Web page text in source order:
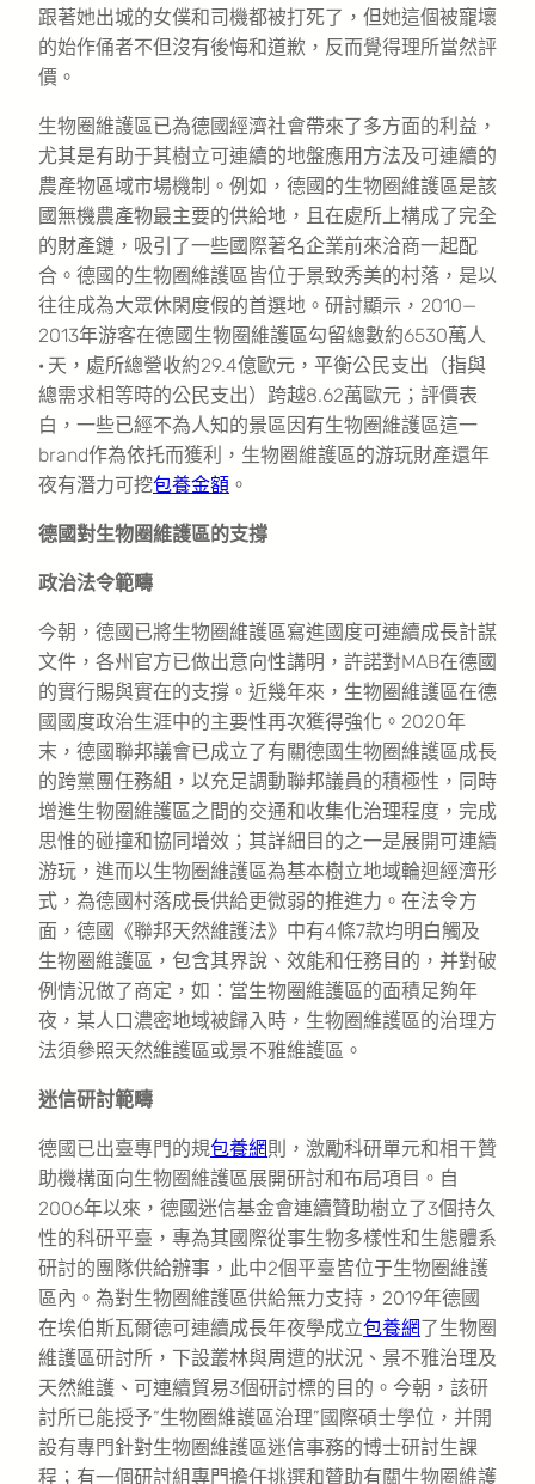
跟著她出城的女僕和司機都被打死了，但她這個被寵壞
的始作俑者不但沒有後悔和道歉，反而覺得理所當然評
價。
生物圈維護區已為德國經濟社會帶來了多方面的利益，
尤其是有助于其樹立可連續的地盤應用方法及可連續的
農產物區域市場機制。例如，德國的生物圈維護區是該
國無機農產物最主要的供給地，且在處所上構成了完全
的財產鏈，吸引了一些國際著名企業前來洽商一起配
合。德國的生物圈維護區皆位于景致秀美的村落，是以
往往成為大眾休閑度假的首選地。研討顯示，2010—
2013年游客在德國生物圈維護區勾留總數約6530萬人
· 天，處所總營收約29.4億歐元，平衡公民支出（指與
總需求相等時的公民支出）跨越8.62萬歐元；評價表
白，一些已經不為人知的景區因有生物圈維護區這一
brand作為依托而獲利，生物圈維護區的游玩財產還年
夜有潛力可挖包養金額 。
德國對生物圈維護區的支撐
政治法令範疇
今朝，德國已將生物圈維護區寫進國度可連續成長計謀
文件，各州官方已做出意向性講明，許諾對MAB在德國
的實行賜與實在的支撐。近幾年來，生物圈維護區在德
國國度政治生涯中的主要性再次獲得強化。2020年
末，德國聯邦議會已成立了有關德國生物圈維護區成長
的跨黨團任務組，以充足調動聯邦議員的積極性，同時
增進生物圈維護區之間的交通和收集化治理程度，完成
思惟的碰撞和協同增效；其詳細目的之一是展開可連續
游玩，進而以生物圈維護區為基本樹立地域輪迴經濟形
式，為德國村落成長供給更微弱的推進力。在法令方
面，德國《聯邦天然維護法》中有4條7款均明白觸及
生物圈維護區，包含其界說、效能和任務目的，并對破
例情況做了商定，如：當生物圈維護區的面積足夠年
夜，某人口濃密地域被歸入時，生物圈維護區的治理方
法須參照天然維護區或景不雅維護區。
迷信研討範疇
德國已出臺專門的規包養網則，激勵科研單元和相干贊
助機構面向生物圈維護區展開研討和布局項目。自
2006年以來，德國迷信基金會連續贊助樹立了3個持久
性的科研平臺，專為其國際從事生物多樣性和生態體系
研討的團隊供給辦事，此中2個平臺皆位于生物圈維護
區內。為對生物圈維護區供給無力支持，2019年德國
在埃伯斯瓦爾德可連續成長年夜學成立包養網了生物圈
維護區研討所，下設叢林與周遭的狀況、景不雅治理及
天然維護、可連續貿易3個研討標的目的。今朝，該研
討所已能授予“生物圈維護區治理”國際碩士學位，并開
設有專門針對生物圈維護區迷信事務的博士研討生課
程；有一個研討組專門擔任挑選和贊助有關生物圈維護